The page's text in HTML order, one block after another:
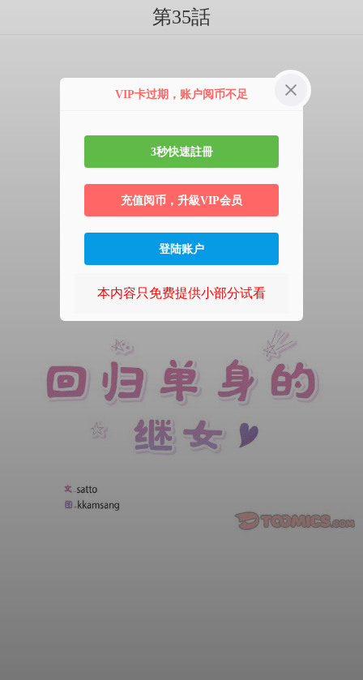
第35話
VIP卡过期，账户阅币不足
3秒快速註冊
充值阅币，升級VIP会员
登陆账户
本内容只免费提供小部分试看